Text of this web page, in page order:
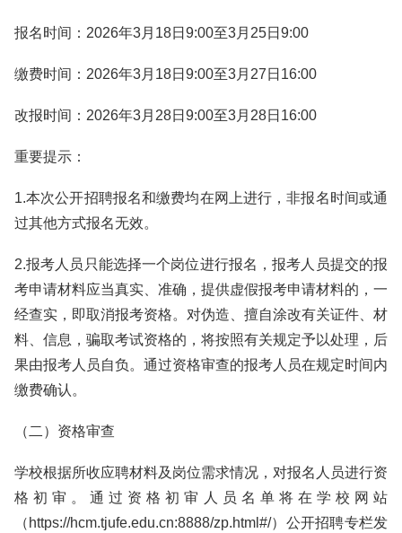
报名时间：2026年3月18日9:00至3月25日9:00
缴费时间：2026年3月18日9:00至3月27日16:00
改报时间：2026年3月28日9:00至3月28日16:00
重要提示：
1.本次公开招聘报名和缴费均在网上进行，非报名时间或通
过其他方式报名无效。
2.报考人员只能选择一个岗位进行报名，报考人员提交的报
考申请材料应当真实、准确，提供虚假报考申请材料的，一
经查实，即取消报考资格。对伪造、擅自涂改有关证件、材
料、信息，骗取考试资格的，将按照有关规定予以处理，后
果由报考人员自负。通过资格审查的报考人员在规定时间内
缴费确认。
（二）资格审查
学校根据所收应聘材料及岗位需求情况，对报名人员进行资
格初审。通过资格初审人员名单将在学校网站
（https://hcm.tjufe.edu.cn:8888/zp.html#/）公开招聘专栏发